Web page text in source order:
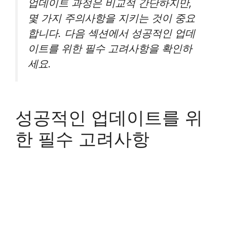
업데이트 과정은 비교적 간단하지만,
몇 가지 주의사항을 지키는 것이 중요
합니다. 다음 섹션에서 성공적인 업데
이트를 위한 필수 고려사항을 확인하
세요.
성공적인 업데이트를 위
한 필수 고려사항